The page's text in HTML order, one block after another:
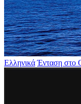
Ελληνικά Ένταση στο